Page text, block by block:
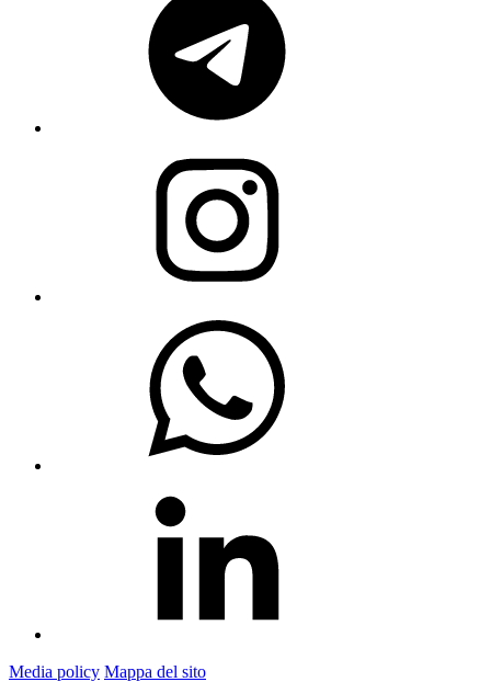
Media policy Mappa del sito